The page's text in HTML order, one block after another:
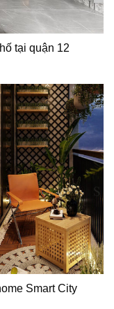
tại quận 12
Smart City